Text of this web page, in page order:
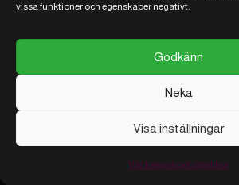
vissa funktioner och egenskaper negativt.
Godkänn
Neka
Visa inställningar
Vår kakpolicyKöpvillkor
Köpvillkor
Vi sparar på kakor
© 2026 RJ Närproducerat
Utvecklad
med